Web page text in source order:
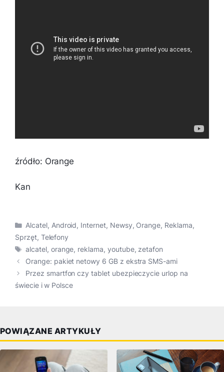
źródło: Orange
Kan
Kategorie
Alcatel, Android, Internet, Newsy, Orange, Reklama,
Sprzęt, Telefony
Tagi
alcatel, orange, reklama, youtube, zetafon
Orange: pakiet netowy 6 GB z ekstra SMS-ami
Przez smartfon czy tablet ubezpieczycie urlop na
świecie i w Polsce
POWIĄZANE ARTYKUŁY